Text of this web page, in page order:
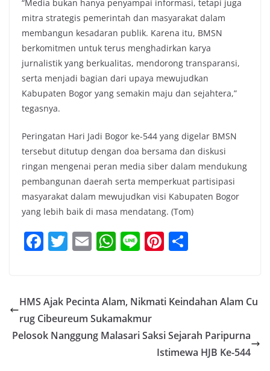
“Media bukan hanya penyampai informasi, tetapi juga
mitra strategis pemerintah dan masyarakat dalam
membangun kesadaran publik. Karena itu, BMSN
berkomitmen untuk terus menghadirkan karya
jurnalistik yang berkualitas, mendorong transparansi,
serta menjadi bagian dari upaya mewujudkan
Kabupaten Bogor yang semakin maju dan sejahtera,”
tegasnya.
Peringatan Hari Jadi Bogor ke-544 yang digelar BMSN
tersebut ditutup dengan doa bersama dan diskusi
ringan mengenai peran media siber dalam mendukung
pembangunan daerah serta memperkuat partisipasi
masyarakat dalam mewujudkan visi Kabupaten Bogor
yang lebih baik di masa mendatang. (Tom)
F
e
b
o
T
er
E
l
W
s
A
p
Li Pi
e e
HMS Ajak Pecinta Alam, Nikmati Keindahan Alam Cu
rug Cibeureum Sukamakmur
Pelosok Nanggung Malasari Saksi Sejarah Paripurna
Istimewa HJB Ke-544